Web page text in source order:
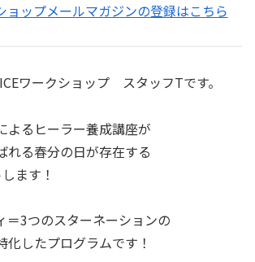
ョップメールマガジンの登録はこちら
ワークショップ スタッフTです。
よるヒーラー養成講座が
れる春分の日が存在する
ます！
＝3つのスターネーションの
化したプログラムです！